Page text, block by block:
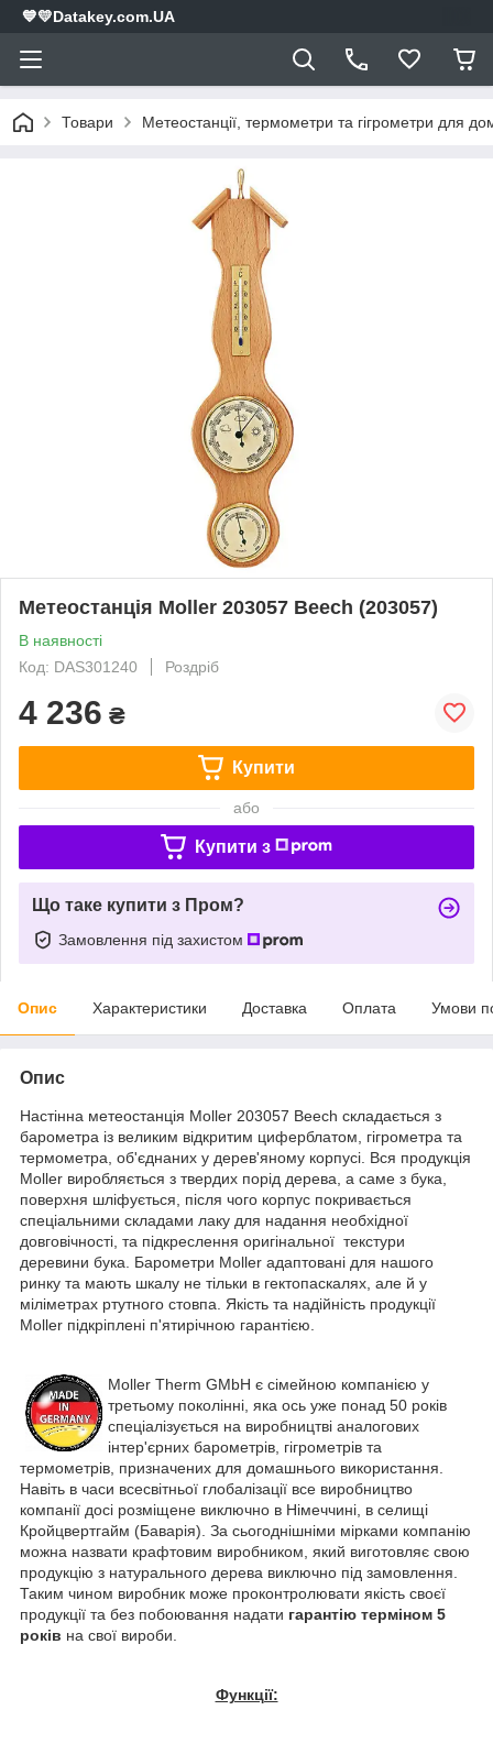
💙💛Datakey.com.UA
Товари Метеостанції, термометри та гігрометри для
Метеостанція Moller 203057 Beech (203057)
В наявності
Код: DAS301240
Роздріб
4 236 ₴
Купити
або
Купити з
Що таке купити з Пром?
Замовлення під захистом
Опис Характеристики Доставка Оплата Умови
Опис
Настінна метеостанція Moller 203057 Beech складається з
барометра із великим відкритим циферблатом, гігрометра та
термометра, об'єднаних у дерев'яному корпусі. Вся продукція
Moller виробляється з твердих порід дерева, а саме з бука,
поверхня шліфується, після чого корпус покривається
спеціальними складами лаку для надання необхідної
довговічності, та підкреслення оригінальної текстури
деревини бука. Барометри Moller адаптовані для нашого
ринку та мають шкалу не тільки в гектопаскалях, але й у
міліметрах ртутного стовпа. Якість та надійність продукції
Moller підкріплені п'ятирічною гарантією.
Moller Therm GMbH є сімейною компанією у
третьому поколінні, яка ось уже понад 50 років
спеціалізується на виробництві аналогових
інтер'єрних барометрів, гігрометрів та
термометрів, призначених для домашнього використання.
Навіть в часи всесвітньої глобалізації все виробництво
компанії досі розміщене виключно в Німеччині, в селищі
Кройцвертгайм (Баварія). За сьогоднішніми мірками компанію
можна назвати крафтовим виробником, який виготовляє свою
продукцію з натурального дерева виключно під замовлення.
Таким чином виробник може проконтролювати якість своєї
продукції та без побоювання надати гарантію терміном 5
років на свої вироби.
Функції: